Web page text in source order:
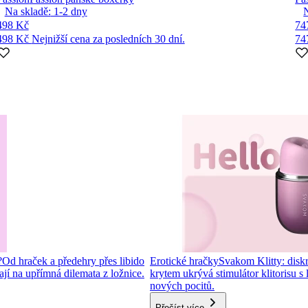
Na skladě: 1-2 dny
Kč
Kč Nejnižší cena za posledních 30 dní.
Od hraček a předehry přes libido
na upřímná dilemata z ložnice.
Erotické hračkySvakom Klitty:
krytem ukrývá stimulátor klitorisu s
nových pocitů.